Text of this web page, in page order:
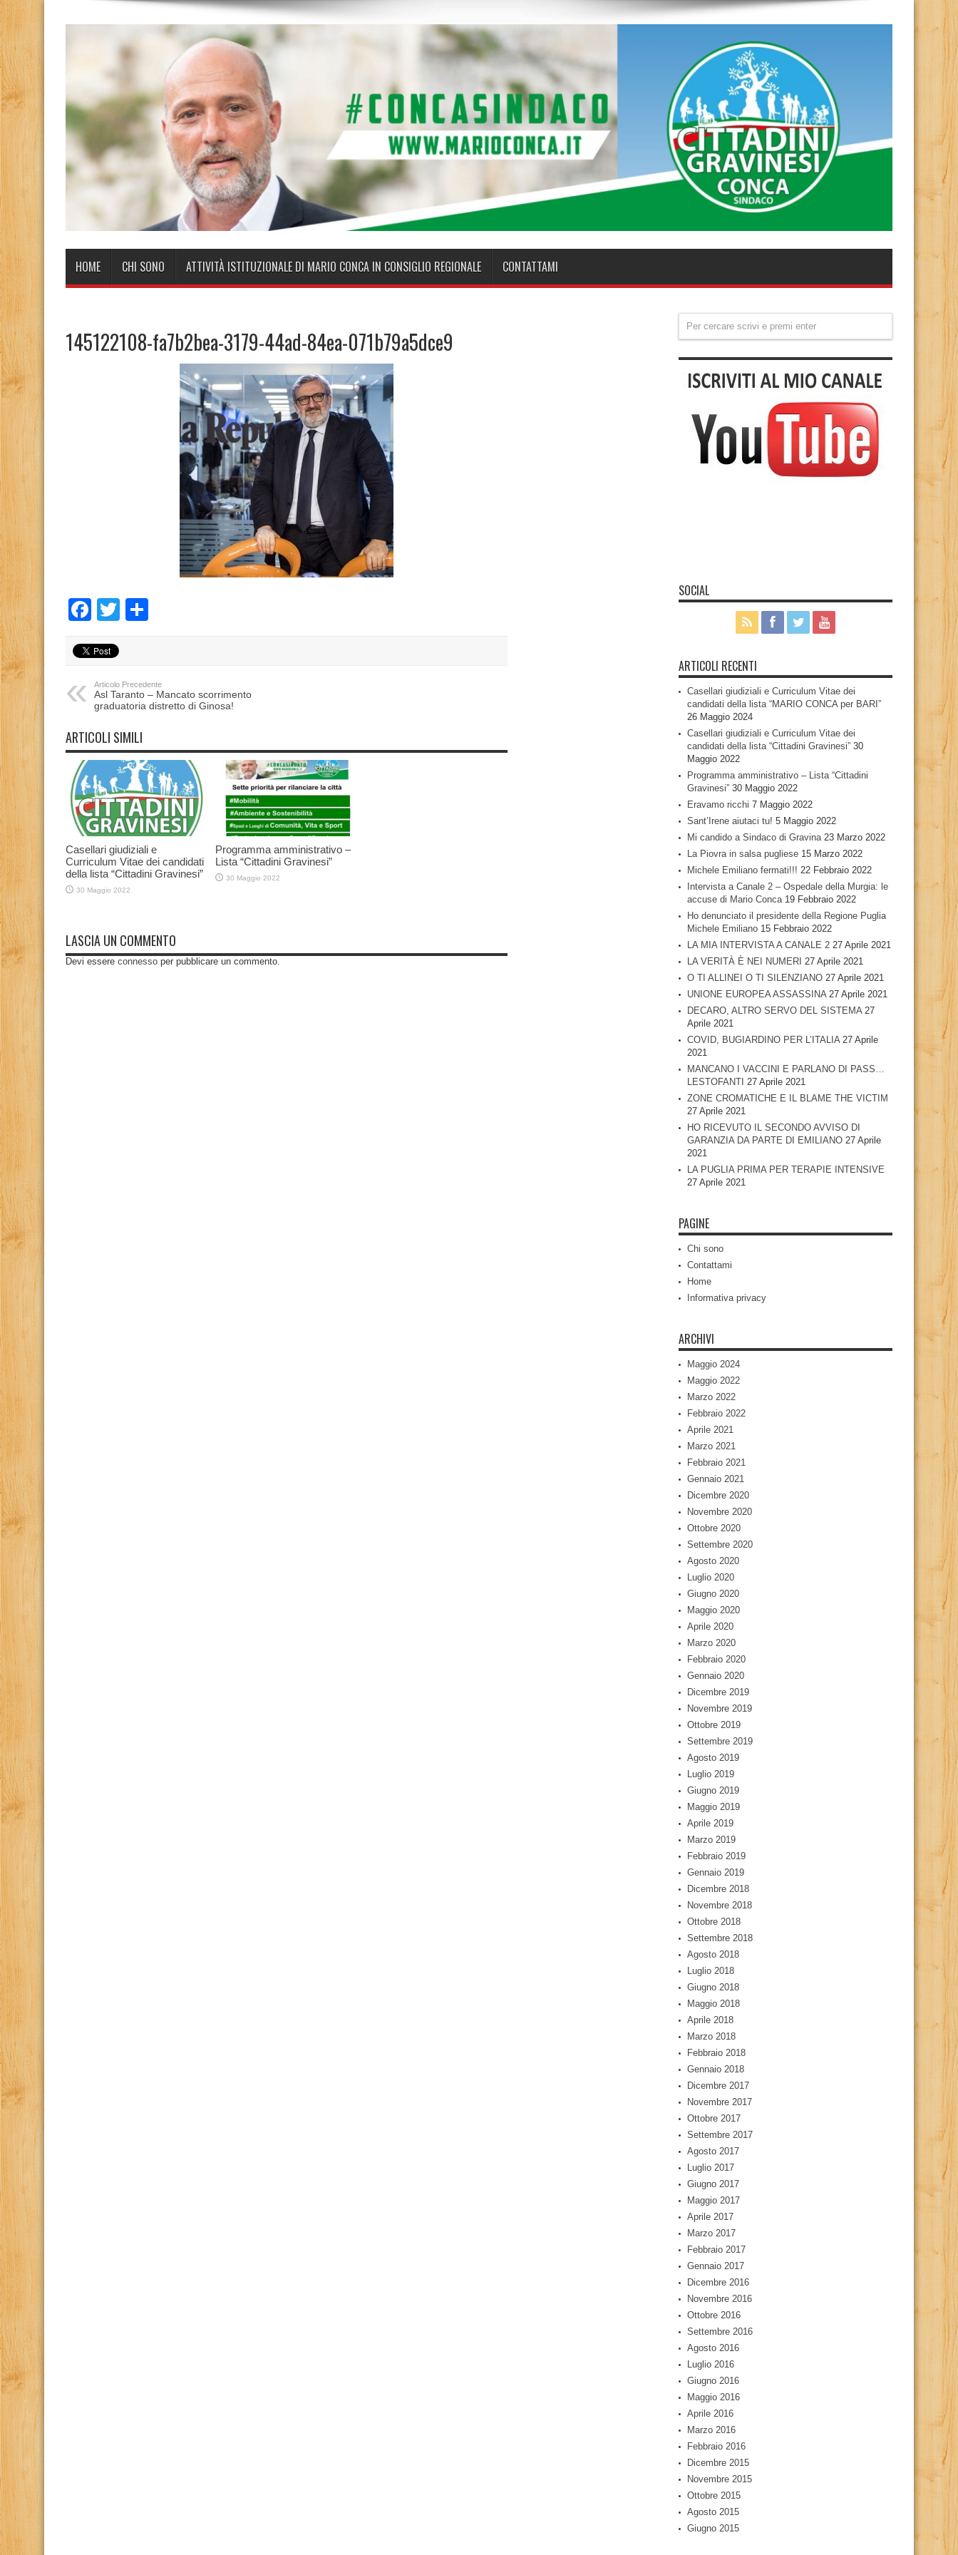
HOME CHI SONO ATTIVITÀ ISTITUZIONALE DI MARIO CONCA IN CONSIGLIO REGIONALE CONTATTAMI
145122108-fa7b2bea-3179-44ad-84ea-071b79a5dce9
Facebook
Twitter
Articolo Precedente
Asl Taranto – Mancato scorrimento
graduatoria distretto di Ginosa!
ARTICOLI SIMILI
Casellari giudiziali e
Curriculum Vitae dei candidati
della lista “Cittadini Gravinesi”
30 Maggio 2022
Programma amministrativo –
Lista “Cittadini Gravinesi”
30 Maggio 2022
LASCIA UN COMMENTO
Devi essere connesso per pubblicare un commento.
SOCIAL
ARTICOLI RECENTI
Casellari giudiziali e Curriculum Vitae dei
candidati della lista “MARIO CONCA per BARI”
26 Maggio 2024
Casellari giudiziali e Curriculum Vitae dei
candidati della lista “Cittadini Gravinesi” 30
Maggio 2022
Programma amministrativo – Lista “Cittadini
Gravinesi” 30 Maggio 2022
Eravamo ricchi 7 Maggio 2022
Sant’Irene aiutaci tu! 5 Maggio 2022
Mi candido a Sindaco di Gravina 23 Marzo 2022
La Piovra in salsa pugliese 15 Marzo 2022
Michele Emiliano fermati!!! 22 Febbraio 2022
Intervista a Canale 2 – Ospedale della Murgia: le
accuse di Mario Conca 19 Febbraio 2022
Ho denunciato il presidente della Regione Puglia
Michele Emiliano 15 Febbraio 2022
LA MIA INTERVISTA A CANALE 2 27 Aprile 2021
LA VERITÀ È NEI NUMERI 27 Aprile 2021
O TI ALLINEI O TI SILENZIANO 27 Aprile 2021
UNIONE EUROPEA ASSASSINA 27 Aprile 2021
DECARO, ALTRO SERVO DEL SISTEMA 27
Aprile 2021
COVID, BUGIARDINO PER L’ITALIA 27 Aprile
2021
MANCANO I VACCINI E PARLANO DI PASS…
LESTOFANTI 27 Aprile 2021
ZONE CROMATICHE E IL BLAME THE VICTIM
27 Aprile 2021
HO RICEVUTO IL SECONDO AVVISO DI
GARANZIA DA PARTE DI EMILIANO 27 Aprile
2021
LA PUGLIA PRIMA PER TERAPIE INTENSIVE
27 Aprile 2021
PAGINE
Chi sono
Contattami
Home
Informativa privacy
ARCHIVI
Maggio 2024
Maggio 2022
Marzo 2022
Febbraio 2022
Aprile 2021
Marzo 2021
Febbraio 2021
Gennaio 2021
Dicembre 2020
Novembre 2020
Ottobre 2020
Settembre 2020
Agosto 2020
Luglio 2020
Giugno 2020
Maggio 2020
Aprile 2020
Marzo 2020
Febbraio 2020
Gennaio 2020
Dicembre 2019
Novembre 2019
Ottobre 2019
Settembre 2019
Agosto 2019
Luglio 2019
Giugno 2019
Maggio 2019
Aprile 2019
Marzo 2019
Febbraio 2019
Gennaio 2019
Dicembre 2018
Novembre 2018
Ottobre 2018
Settembre 2018
Agosto 2018
Luglio 2018
Giugno 2018
Maggio 2018
Aprile 2018
Marzo 2018
Febbraio 2018
Gennaio 2018
Dicembre 2017
Novembre 2017
Ottobre 2017
Settembre 2017
Agosto 2017
Luglio 2017
Giugno 2017
Maggio 2017
Aprile 2017
Marzo 2017
Febbraio 2017
Gennaio 2017
Dicembre 2016
Novembre 2016
Ottobre 2016
Settembre 2016
Agosto 2016
Luglio 2016
Giugno 2016
Maggio 2016
Aprile 2016
Marzo 2016
Febbraio 2016
Dicembre 2015
Novembre 2015
Ottobre 2015
Agosto 2015
Giugno 2015